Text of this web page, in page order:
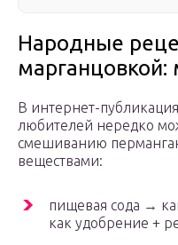
Народные
В интернет-
любителей нередко
смешиванию
веществами:
пищевая сода →
как удобрение +